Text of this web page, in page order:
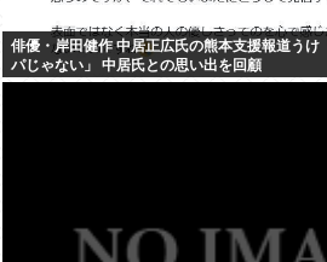
俳優・岸田健作 中居正広氏の熊本支援報道うけ
パじゃない」 中居氏との思い出を回顧